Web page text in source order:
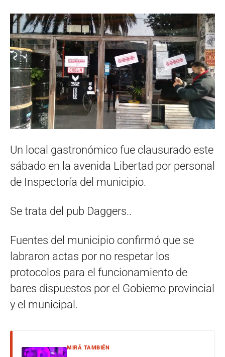
Un local gastronómico fue clausurado este
sábado en la avenida Libertad por personal
de Inspectoría del municipio.
Se trata del pub Daggers..
Fuentes del municipio confirmó que se
labraron actas por no respetar los
protocolos para el funcionamiento de
bares dispuestos por el Gobierno provincial
y el municipal.
MIRÁ TAMBIÉN